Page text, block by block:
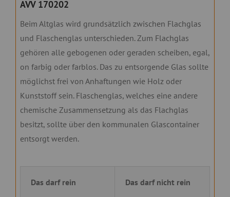
AVV 170202
Beim Altglas wird grundsätzlich zwischen Flachglas
und Flaschenglas unterschieden. Zum Flachglas
gehören alle gebogenen oder geraden scheiben, egal,
on farbig oder farblos. Das zu entsorgende Glas sollte
möglichst frei von Anhaftungen wie Holz oder
Kunststoff sein. Flaschenglas, welches eine andere
chemische Zusammensetzung als das Flachglas
besitzt, sollte über den kommunalen Glascontainer
entsorgt werden.
Das darf rein Das darf nicht rein